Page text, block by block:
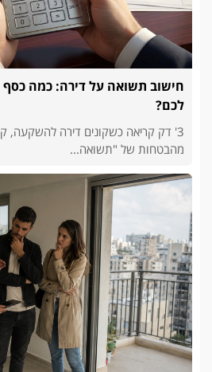
חישוב תשואה על דירה: כמה
לכם?
3' דק קריאה כשקונים דירה להשקעה,
מהבטחות של "תשואה...